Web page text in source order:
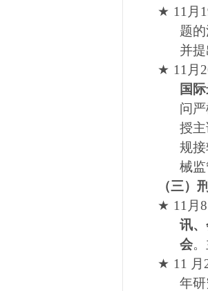
★ 11 月
题
并
★ 11 月
国
问严
授
规
械
（三）
★ 11 月 8
讯
会
★ 11 月
年